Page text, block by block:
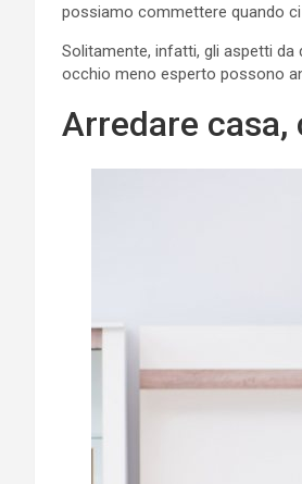
possiamo commettere quando
Solitamente, infatti, gli aspetti
occhio meno esperto possono
Arredare casa,